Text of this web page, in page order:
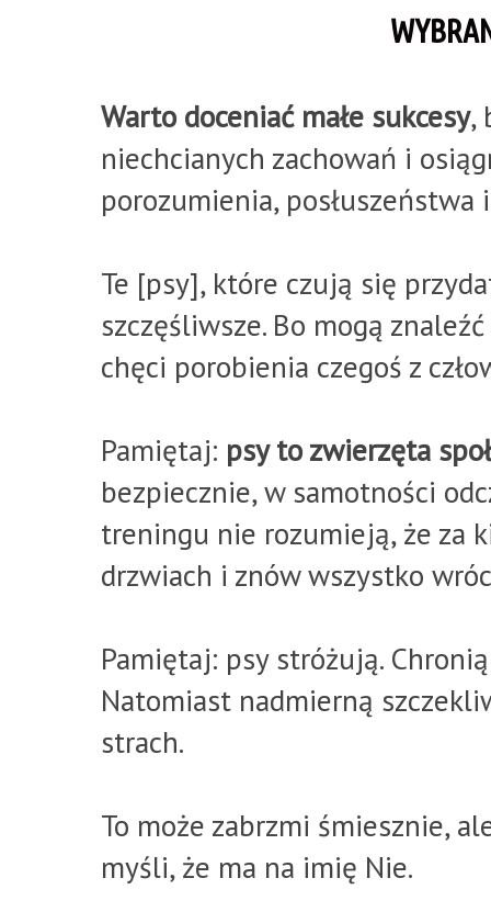
Warto doceniać małe sukcesy,
niechcianych zachowań i
porozumienia, posłuszeństwa
Te [psy], które czują się
szczęśliwsze. Bo mogą
chęci porobienia czegoś z
Pamiętaj: psy to zwierzęta
bezpiecznie, w samotności
treningu nie rozumieją, że za
drzwiach i znów wszystko
Pamiętaj: psy stróżują.
Natomiast nadmierną
strach.
To może zabrzmi śmiesznie,
myśli, że ma na imię Nie.